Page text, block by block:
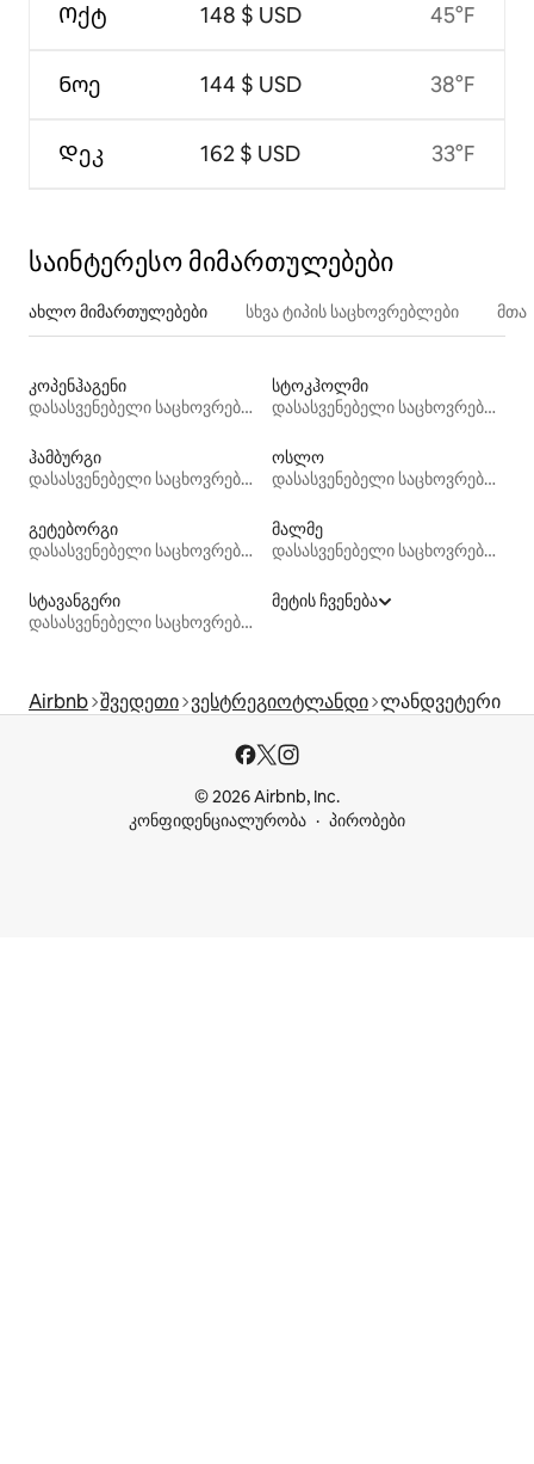
Ოქტ
Ნოე
Დეკ
148 $ USD
144 $ USD
162 $ USD
45°F
38°F
33°F
საინტერესო მიმართულებები
ახლო მიმართულებები სხვა ტიპის საცხოვრებლები
კოპენჰაგენი
დასასვენებელი საცხოვრებლები
სტოკჰოლმი
დასასვენებელი საცხოვრებლები
ჰამბურგი
დასასვენებელი საცხოვრებლები
ოსლო
დასასვენებელი საცხოვრებლები
გეტებორგი
დასასვენებელი საცხოვრებლები
მალმე
დასასვენებელი საცხოვრებლები
სტავანგერი
დასასვენებელი საცხოვრებლები
მეტის ჩვენება
Airbnb შვედეთი ვესტრეგიოტლანდი ლანდვეტერი
© 2026 Airbnb, Inc.
კონფიდენციალურობა
პირობები